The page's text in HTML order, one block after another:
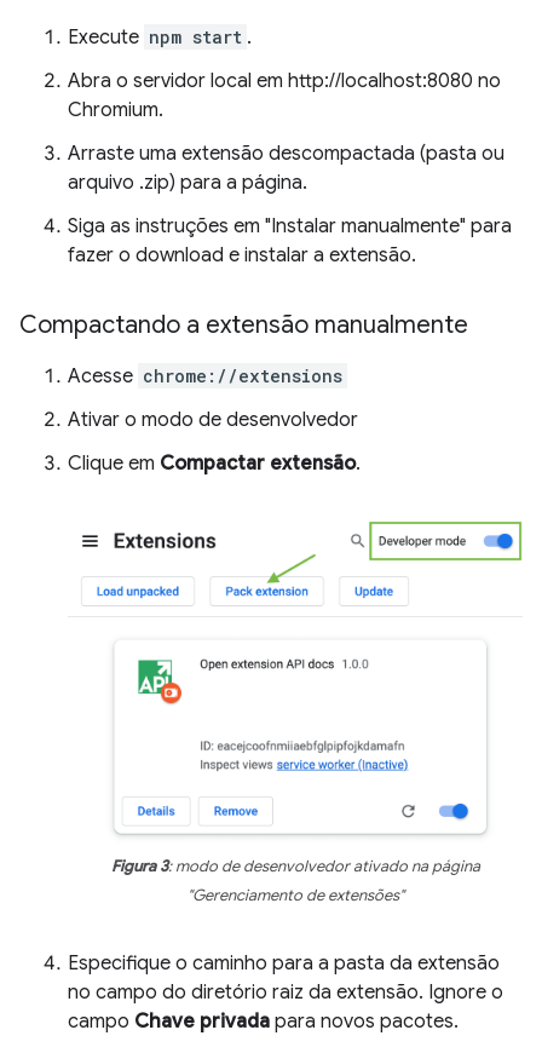
Execute npm start .
Abra o servidor local em http://localhost:8080 no
Chromium.
Arraste uma extensão descompactada (pasta ou
arquivo .zip) para a página.
Siga as instruções em "Instalar manualmente" para
fazer o download e instalar a extensão.
Compactando a extensão manualmente
Acesse chrome://extensions
Ativar o modo de desenvolvedor
Clique em Compactar extensão.
Figura 3: modo de desenvolvedor ativado na página
"Gerenciamento de extensões"
Especifique o caminho para a pasta da extensão
no campo do diretório raiz da extensão. Ignore o
campo Chave privada para novos pacotes.